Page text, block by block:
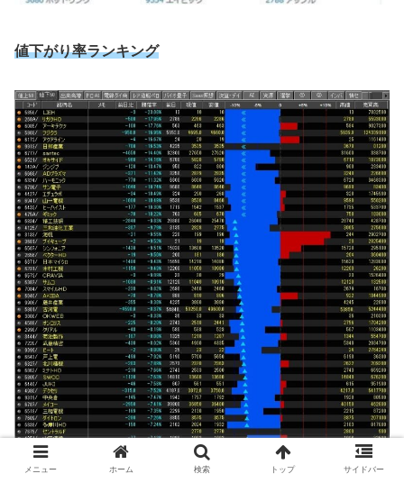
値下がり率ランキング
メニュー ホーム 検索 トップ サイドバー